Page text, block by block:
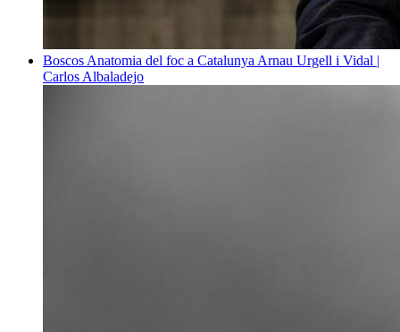
Boscos Anatomia del foc a Catalunya Arnau Urgell i Vidal |
Carlos Albaladejo